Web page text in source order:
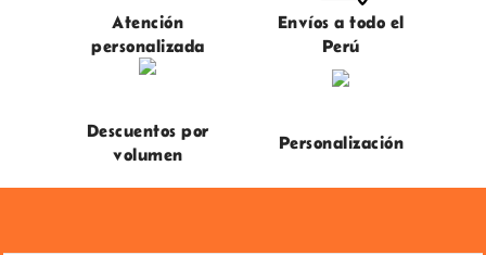
Atención
personalizada
Envíos a todo el
Perú
Descuentos por
volumen
Personalización